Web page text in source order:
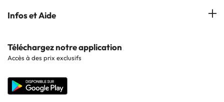
Hôtels à Cala d'Or
Hôtels à Lluchmajor
Hôtels à Barcelone
Hôtels en Séville
Hôtels en Grenade
Infos et Aide
Contactez-nous
Site corporate
Téléchargez notre application
Accès à des prix exclusifs